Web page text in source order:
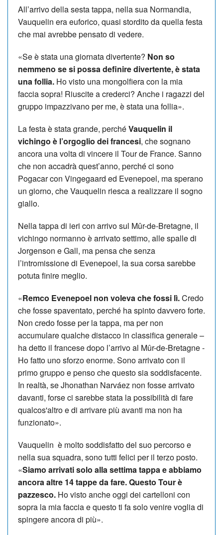
All’arrivo della sesta tappa, nella sua Normandia,
Vauquelin era euforico, quasi stordito da quella festa
che mai avrebbe pensato di vedere.
«Se è stata una giornata divertente? Non so
nemmeno se si possa definire divertente, è stata
una follia. Ho visto una mongolfiera con la mia
faccia sopra! Riuscite a crederci? Anche i ragazzi del
gruppo impazzivano per me, è stata una follia».
La festa è stata grande, perchéVauquelin il
vichingo è l’orgoglio dei francesi, che sognano
ancora una volta di vincere il Tour de France. Sanno
che non accadrà quest’anno, perché ci sono
Pogacar con Vingegaard ed Evenepoel, ma sperano
un giorno, che Vauquelin riesca a realizzare il sogno
giallo.
Nella tappa di ieri con arrivo sul Mûr-de-Bretagne, il
vichingo normanno è arrivato settimo, alle spalle di
Jorgenson e Gall, ma pensa che senza
l’intromissione di Evenepoel, la sua corsa sarebbe
potuta finire meglio.
«Remco Evenepoel non voleva che fossi lì.Credo
che fosse spaventato, perché ha spinto davvero forte.
Non credo fosse per la tappa, ma per non
accumulare qualche distacco in classifica generale –
ha detto il francese dopo l’arrivo al Mûr-de-Bretagne -
Ho fatto uno sforzo enorme. Sono arrivato con il
primo gruppo e penso che questo sia soddisfacente.
In realtà, se Jhonathan Narváez non fosse arrivato
davanti, forse ci sarebbe stata la possibilità di fare
qualcos'altro e di arrivare più avanti ma non ha
funzionato».
Vauquelin è molto soddisfatto del suo percorso e
nella sua squadra, sono tutti felici per il terzo posto.
«Siamo arrivati solo alla settima tappa e abbiamo
ancora altre 14 tappe da fare. Questo Tour è
pazzesco. Ho visto anche oggi dei cartelloni con
sopra la mia faccia e questo ti fa solo venire voglia di
spingere ancora di più».